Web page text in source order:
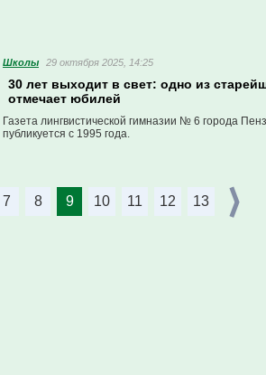
Школы 29 октября 2025, 14:25
30 лет выходит в свет: одно из
отмечает юбилей
Газета лингвистической гимназии № 6 города
публикуется с 1995 года.
7 8 9 10 11 12 13